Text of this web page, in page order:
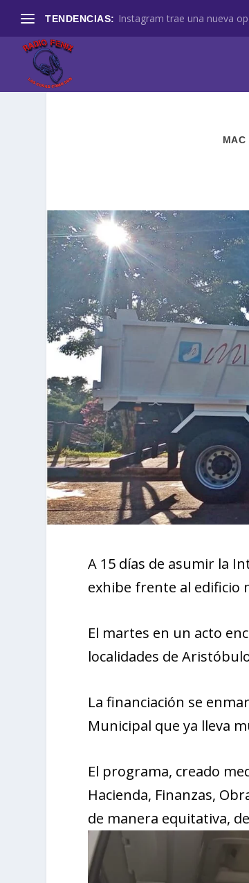
TENDENCIAS: Instagram trae una nueva
MAC
A 15 días de asumir la
exhibe frente al edificio
El martes en un acto
localidades de
La financiación se
Municipal que ya lleva
El programa, creado
Hacienda, Finanzas,
de manera equitativa,